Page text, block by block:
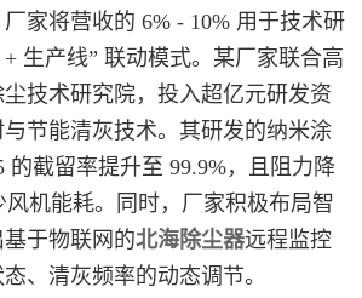
家将营收的 6% - 10% 用于技术研
生产线” 联动模式。某厂家联合高
技术研究院，投入超亿元研发资
节能清灰技术。其研发的纳米涂
的截留率提升至 99.9%，且阻力降
风机能耗。同时，厂家积极布局智
于物联网的北海除尘器远程监控
、清灰频率的动态调节。​